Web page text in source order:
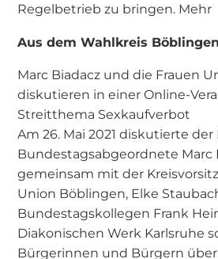
Regelbetrieb zu bringen. Mehr
Aus dem Wahlkreis Böblingen
Marc Biadacz und die Frauen
diskutieren in einer Online-
Streitthema Sexkaufverbot
Am 26. Mai 2021 diskutierte
Bundestagsabgeordnete Marc
gemeinsam mit der
Union Böblingen, Elke
Bundestagskollegen Frank
Diakonischen Werk Karlsruhe
Bürgerinnen und Bürgern